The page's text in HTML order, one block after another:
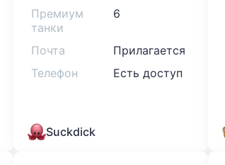
Премиум
танки
6
Почта
Прилагается
Телефон
Есть доступ
Suckdick